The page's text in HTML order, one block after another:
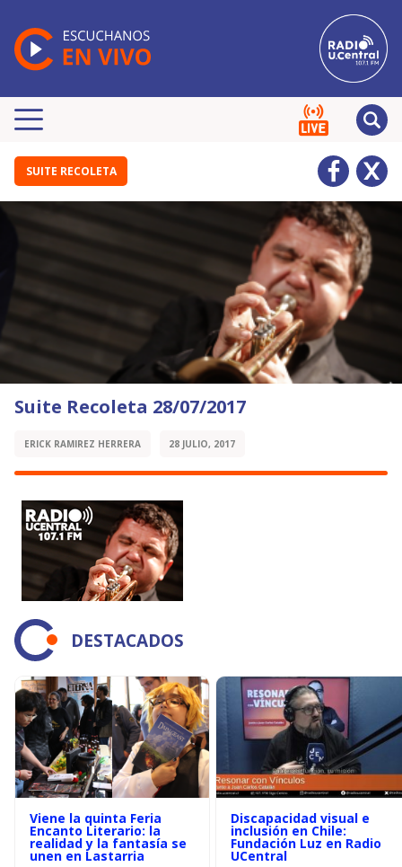
SUITE RECOLETA
Suite Recoleta 28/07/2017
ERICK RAMIREZ HERRERA 28 JULIO, 2017
DESTACADOS
Viene la quinta Feria
Encanto Literario: la
realidad y la fantasía se
unen en Lastarria
Discapacidad visual e
inclusión en Chile:
Fundación Luz en Radio
UCentral